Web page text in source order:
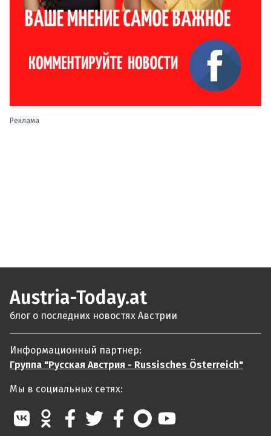
Реклама
Austria-Today.at
блог о последних новостях Австрии
Информационный партнер:
Группа "Русская Австрия - Russisches Österreich"
Мы в социальных сетях: